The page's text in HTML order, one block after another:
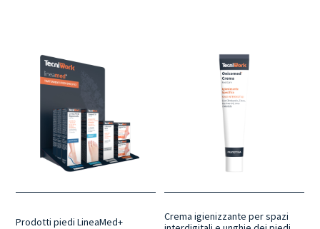
Prodotti piedi LineaMed+
Crema igienizzante per spazi